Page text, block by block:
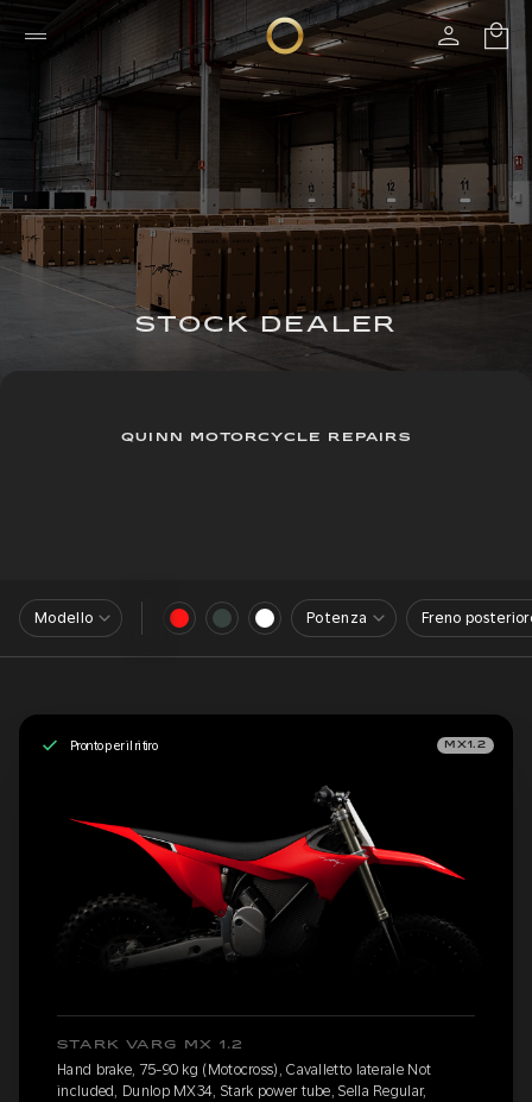
STOCK DEALER
QUINN MOTORCYCLE REPAIRS
Modello Potenza Freno
Pronto per il ritiro MX1.2
STARK VARG MX 1.2
Hand brake, 75-90 kg (Motocross), Cavalletto laterale Not
included, Dunlop MX34, Stark power tube, Sella Regular,